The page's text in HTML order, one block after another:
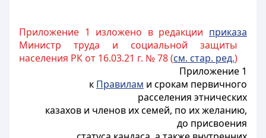
Приложение 1 изложено в редакции приказа
Министр труда и социальной защиты
населения РК от 16.03.21 г. № 78 (см. стар. ред.)
Приложение 1
к Правилам и срокам первичного
расселения этнических
казахов и членов их семей, по их желанию,
до присвоения